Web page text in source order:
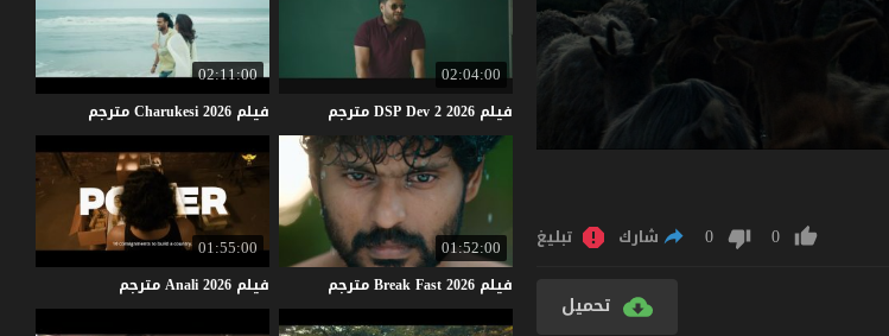
0
0 شارك تبليغ
تحميل
02:04:00
فيلم DSPDev22026 مترجم
02:11:00
فيلم Charukesi2026 مترجم
01:52:00
فيلم BreakFast2026 مترجم
01:55:00
فيلم Anali2026 مترجم